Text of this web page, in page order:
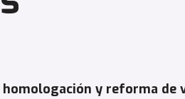
y reforma de